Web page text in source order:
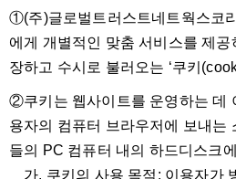
①(주)글로벌트러스트네트웍스코
에게 개별적인 맞춤 서비스를 제공
장하고 수시로 불러오는 ‘쿠키
②쿠키는 웹사이트를 운영하는 데
용자의 컴퓨터 브라우저에 보내는
들의 PC 컴퓨터 내의 하드디스크
가. 쿠키의 사용 목적: 이용자가